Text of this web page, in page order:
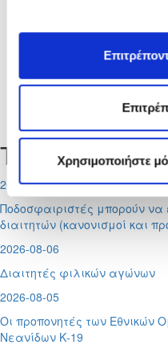
Χρησιμοποιήστε
Δεν υπάρχουν
Τελευταία
2026-08-07
Ποδοσφαιριστές μπορούν
διαιτητών (κανονισμοί και
2026-08-06
Διαιτητές φιλικών αγώνων
2026-08-05
Οι προπονητές των Εθνικών
Νεανίδων Κ-19